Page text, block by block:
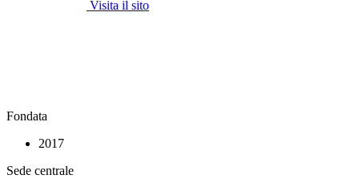
Visita il sito
Fondata
2017
Sede centrale